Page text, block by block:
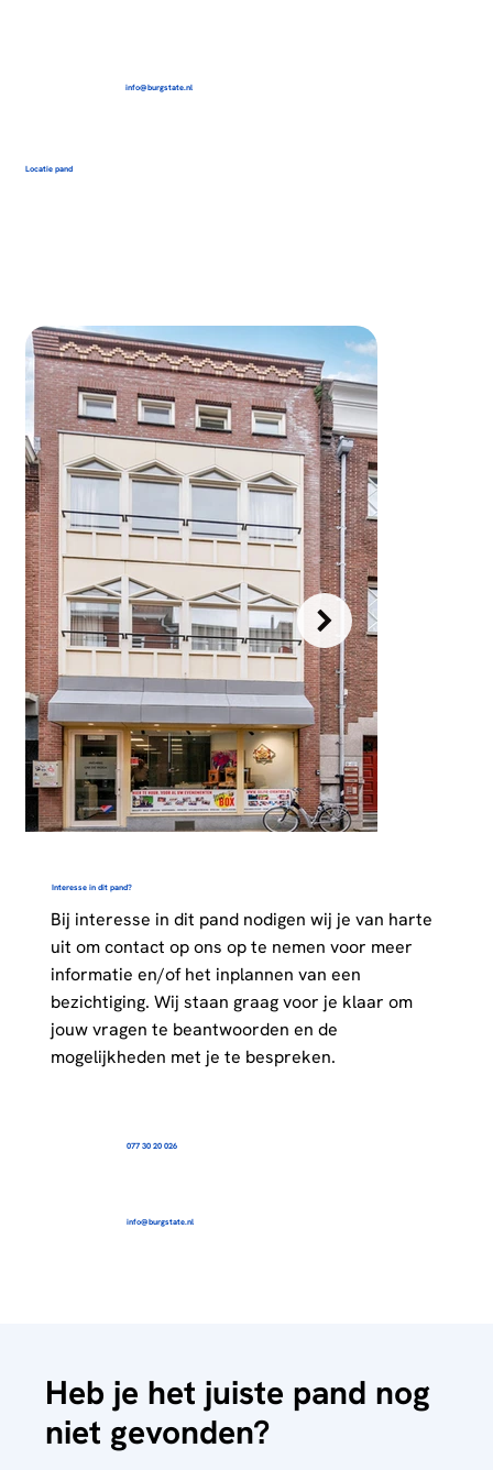
info@burgstate.nl
Locatie pand
Interesse in dit pand?
Bij interesse in dit pand nodigen wij je van harte
uit om contact op ons op te nemen voor meer
informatie en/of het inplannen van een
bezichtiging. Wij staan graag voor je klaar om
jouw vragen te beantwoorden en de
mogelijkheden met je te bespreken.
077 30 20 026
info@burgstate.nl
Heb je het juiste pand nog
niet gevonden?